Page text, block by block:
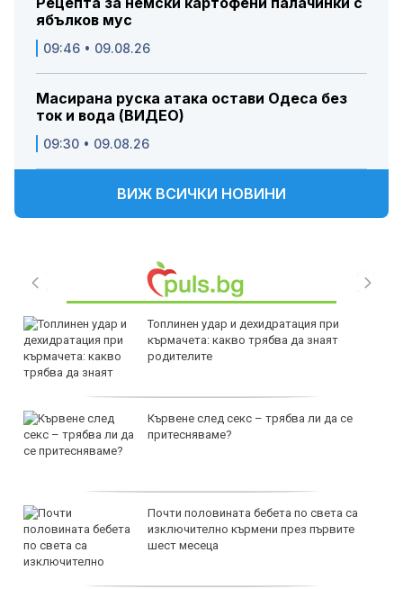
ябълков мус
09:46 • 09.08.26
Масирана руска атака остави Одеса без
ток и вода (ВИДЕО)
09:30 • 09.08.26
ВИЖ ВСИЧКИ НОВИНИ
Топлинен удар и дехидратация при
кърмачета: какво трябва да знаят
родителите
Кървене след секс – трябва ли да се
притесняваме?
Почти половината бебета по света са
изключително кърмени през първите
шест месеца